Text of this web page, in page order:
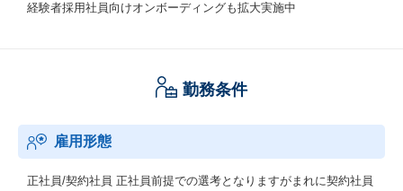
経験者採用社員向けオンボーディングも拡大実施中
勤務条件
雇用形態
正社員/契約社員 正社員前提での選考となりますがまれに契約社員